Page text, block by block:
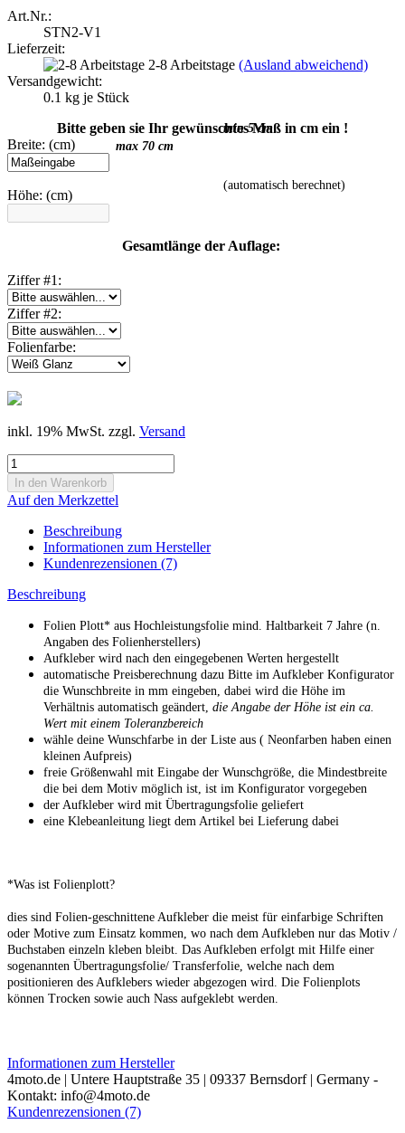
Art.Nr.:
STN2-V1
Lieferzeit:
2-8 Arbeitstage (Ausland abweichend)
Versandgewicht:
0.1 kg je Stück
Bitte geben sie Ihr gewünschtes Maß in cm ein !
Breite: (cm)
min 5 cm
max 70 cm
Höhe: (cm)
(automatisch berechnet)
Gesamtlänge der Auflage:
Ziffer #1:
Ziffer #2:
Folienfarbe:
inkl. 19% MwSt. zzgl. Versand
Auf den Merkzettel
Beschreibung
Informationen zum Hersteller
Kundenrezensionen (7)
Beschreibung
Folien Plott* aus Hochleistungsfolie mind. Haltbarkeit 7 Jahre (n.
Angaben des Folienherstellers)
Aufkleber wird nach den eingegebenen Werten hergestellt
automatische Preisberechnung dazu Bitte im Aufkleber Konfigurator
die Wunschbreite in mm eingeben, dabei wird die Höhe im
Verhältnis automatisch geändert, die Angabe der Höhe ist ein ca.
Wert mit einem Toleranzbereich
wähle deine Wunschfarbe in der Liste aus ( Neonfarben haben einen
kleinen Aufpreis)
freie Größenwahl mit Eingabe der Wunschgröße, die Mindestbreite
die bei dem Motiv möglich ist, ist im Konfigurator vorgegeben
der Aufkleber wird mit Übertragungsfolie geliefert
eine Klebeanleitung liegt dem Artikel bei Lieferung dabei
*Was ist Folienplott?
dies sind Folien-geschnittene Aufkleber die meist für einfarbige Schriften
oder Motive zum Einsatz kommen, wo nach dem Aufkleben nur das Motiv /
Buchstaben einzeln kleben bleibt. Das Aufkleben erfolgt mit Hilfe einer
sogenannten Übertragungsfolie/ Transferfolie, welche nach dem
positionieren des Aufklebers wieder abgezogen wird. Die Folienplots
können Trocken sowie auch Nass aufgeklebt werden.
Informationen zum Hersteller
4moto.de | Untere Hauptstraße 35 | 09337 Bernsdorf | Germany -
Kontakt: info@4moto.de
Kundenrezensionen (7)